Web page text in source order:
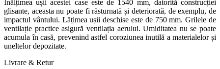
Înălțimea ușii acestei case este de 1540 mm, datorită construcției
glisante, aceasta nu poate fi răsturnată și deteriorată, de exemplu, de
impactul vântului. Lățimea ușii deschise este de 750 mm. Grilele de
ventilație practice asigură ventilația aerului. Umiditatea nu se poate
acumula în casă, prevenind astfel coroziunea inutilă a materialelor și
uneltelor depozitate.
Livrare & Retur